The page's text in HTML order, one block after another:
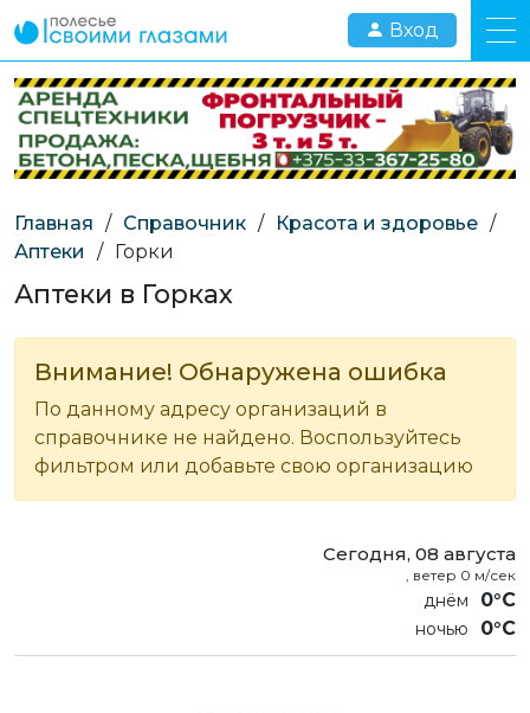
Вход
Главная / Справочник / Красота и здоровье /
Аптеки
/ Горки
Аптеки в Горках
Внимание! Обнаружена ошибка
По данному адресу организаций в
справочнике не найдено. Воспользуйтесь
фильтром или добавьте свою организацию
Сегодня, 08 августа
, ветер 0 м/сек
0°C
0°C